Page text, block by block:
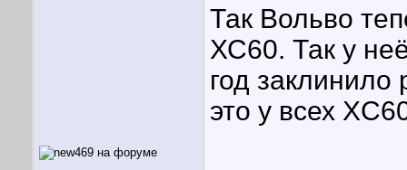
Так Вольво
ХС60. Так у
год заклинило
это у всех